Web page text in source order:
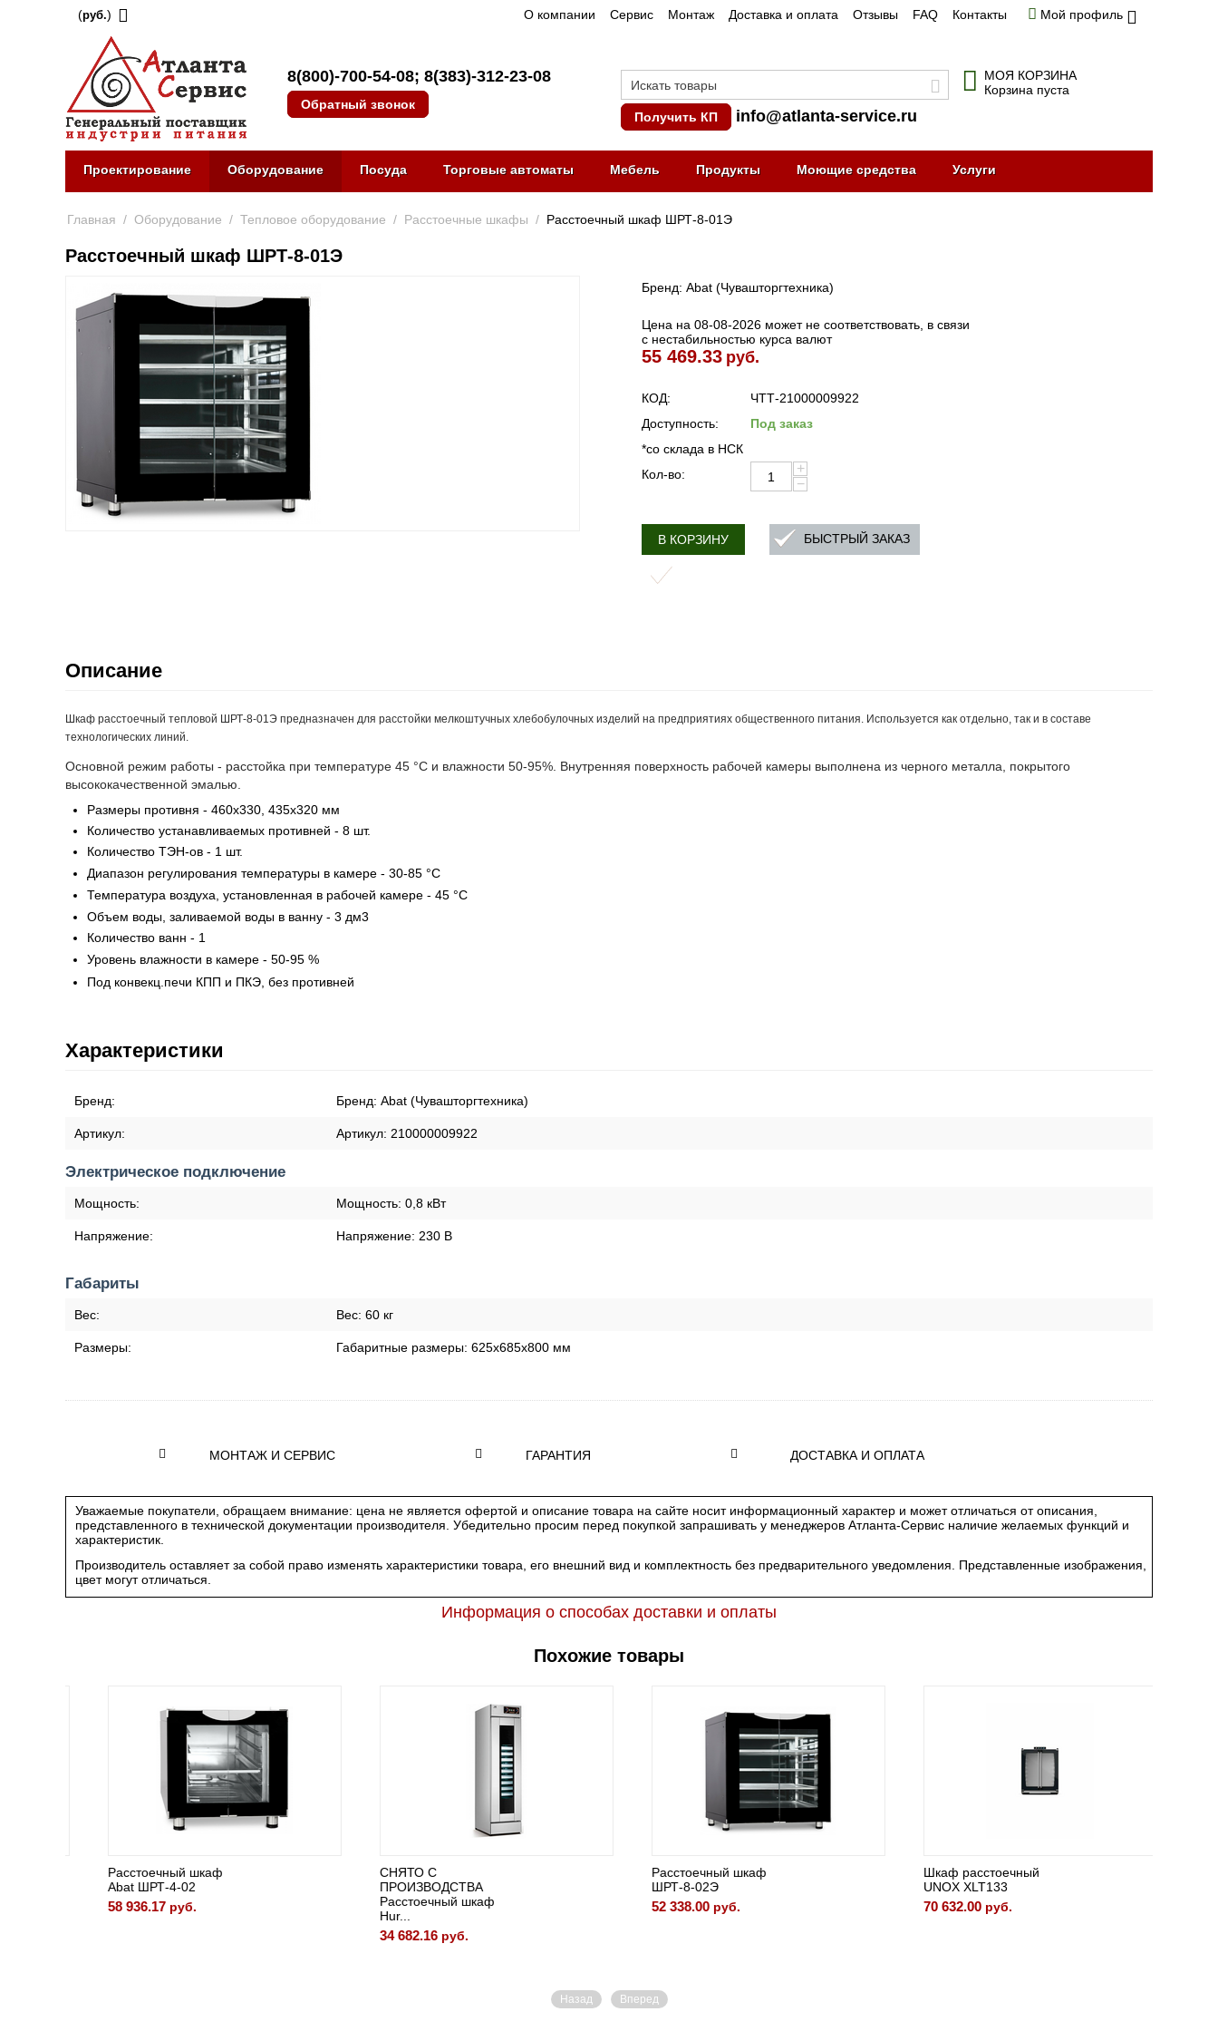
(руб.) О компании Сервис Монтаж Доставка и оплата Отзывы FAQ Контакты Мой профиль
8(800)-700-54-08; 8(383)-312-23-08
Обратный звонок
Получить КП
info@atlanta-service.ru
МОЯ КОРЗИНА
Корзина пуста
Проектирование Оборудование Посуда Торговые автоматы Мебель Продукты Моющие средства Услуги
Главная / Оборудование / Тепловое оборудование / Расстоечные шкафы / Расстоечный шкаф ШРТ-8-01Э
Расстоечный шкаф ШРТ-8-01Э
Бренд: Abat (Чувашторгтехника)
Цена на 08-08-2026 может не соответствовать, в связи
с нестабильностью курса валют
55 469.33 руб.
КОД:
ЧТТ-21000009922
Доступность:
Под заказ
*со склада в НСК
Кол-во:
+
−
В КОРЗИНУ БЫСТРЫЙ ЗАКАЗ
Описание
Шкаф расстоечный тепловой ШРТ-8-01Э предназначен для расстойки мелкоштучных хлебобулочных изделий на предприятиях общественного питания. Используется как отдельно, так и в составе
технологических линий.
Основной режим работы - расстойка при температуре 45 °С и влажности 50-95%. Внутренняя поверхность рабочей камеры выполнена из черного металла, покрытого
высококачественной эмалью.
Размеры противня - 460х330, 435х320 мм
Количество устанавливаемых противней - 8 шт.
Количество ТЭН-ов - 1 шт.
Диапазон регулирования температуры в камере - 30-85 °С
Температура воздуха, установленная в рабочей камере - 45 °С
Объем воды, заливаемой воды в ванну - 3 дм3
Количество ванн - 1
Уровень влажности в камере - 50-95 %
Под конвекц.печи КПП и ПКЭ, без противней
Характеристики
Бренд: Бренд: Abat (Чувашторгтехника)
Артикул: Артикул: 210000009922
Электрическое подключение
Мощность: Мощность: 0,8 кВт
Напряжение: Напряжение: 230 В
Габариты
Вес: Вес: 60 кг
Размеры: Габаритные размеры: 625х685х800 мм
МОНТАЖ И СЕРВИС ГАРАНТИЯ ДОСТАВКА И ОПЛАТА
Уважаемые покупатели, обращаем внимание: цена не является офертой и описание товара на сайте носит информационный характер и может отличаться от описания,
представленного в технической документации производителя. Убедительно просим перед покупкой запрашивать у менеджеров Атланта-Сервис наличие желаемых функций и
характеристик.
Производитель оставляет за собой право изменять характеристики товара, его внешний вид и комплектность без предварительного уведомления. Представленные изображения,
цвет могут отличаться.
Информация о способах доставки и оплаты
Похожие товары
Расстоечный шкаф
Abat ШРТ-4-02
58 936.17 руб.
СНЯТО С
ПРОИЗВОДСТВА
Расстоечный шкаф
Hur...
34 682.16 руб.
Расстоечный шкаф
ШРТ-8-02Э
52 338.00 руб.
Шкаф расстоечный
UNOX XLT133
70 632.00 руб.
Назад Вперед